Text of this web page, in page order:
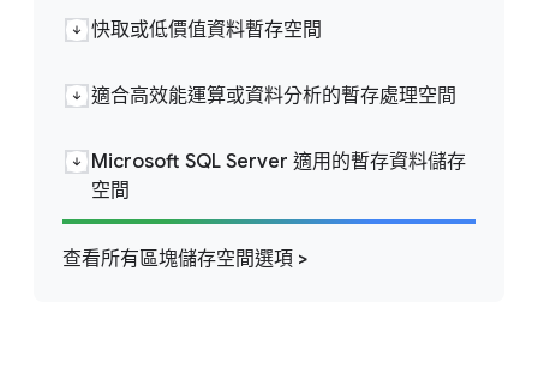
快取或低價值資料暫存空間
適合高效能運算或資料分析的暫存處理空間
Microsoft SQL Server 適用的暫存資料儲存
空間
查看所有區塊儲存空間選項 >